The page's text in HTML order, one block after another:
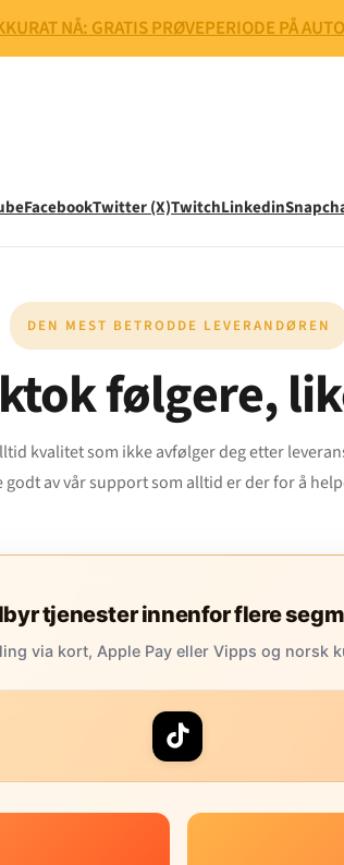
NÅ: GRATIS PRØVEPERIODE PÅ
FacebookTwitter (X)TwitchLinkedin
DEN MEST BETRODDE LEVERANDØREN
følgere,
kvalitet som ikke avfølger deg etter
godt av vår support som alltid er der for å
tjenester innenfor flere
via kort, Apple Pay eller Vipps og norsk